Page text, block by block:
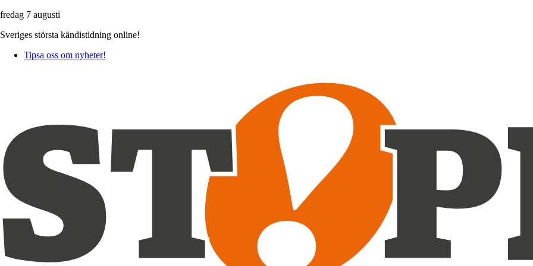
fredag 7 augusti
Sveriges största kändistidning online!
Tipsa oss om nyheter!